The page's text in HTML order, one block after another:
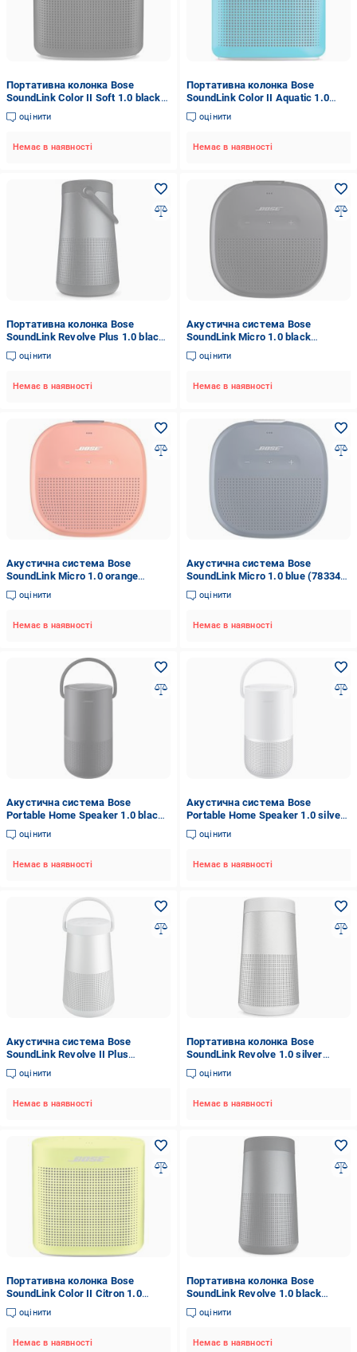
Портативна колонка Bose
SoundLink Color II Soft 1.0 black
(752195-0100)
оцінити
Немає в наявності
Портативна колонка Bose
SoundLink Color II Aquatic 1.0
blue (752195-0500)
оцінити
Немає в наявності
Портативна колонка Bose
SoundLink Revolve Plus 1.0 black
(739617-2110)
оцінити
Немає в наявності
Акустична система Bose
SoundLink Micro 1.0 black
(783342-0100)
оцінити
Немає в наявності
Акустична система Bose
SoundLink Micro 1.0 orange
(783342-0900)
оцінити
Немає в наявності
Акустична система Bose
SoundLink Micro 1.0 blue (783342-
0500)
оцінити
Немає в наявності
Акустична система Bose
Portable Home Speaker 1.0 black
(829393-2100)
оцінити
Немає в наявності
Акустична система Bose
Portable Home Speaker 1.0 silver
(829393-2300)
оцінити
Немає в наявності
Акустична система Bose
SoundLink Revolve II Plus
Bluetooth Speaker 2.0 silver
(858366-2310)
оцінити
Немає в наявності
Портативна колонка Bose
SoundLink Revolve 1.0 silver
(739523-2310)
оцінити
Немає в наявності
Портативна колонка Bose
SoundLink Color II Citron 1.0
(752195-0900)
оцінити
Немає в наявності
Портативна колонка Bose
SoundLink Revolve 1.0 black
(739523-2110)
оцінити
Немає в наявності